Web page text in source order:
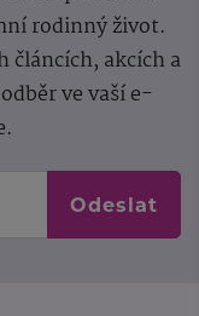
rodinný život.
článcích, akcích a
ve vaší e-
Odeslat